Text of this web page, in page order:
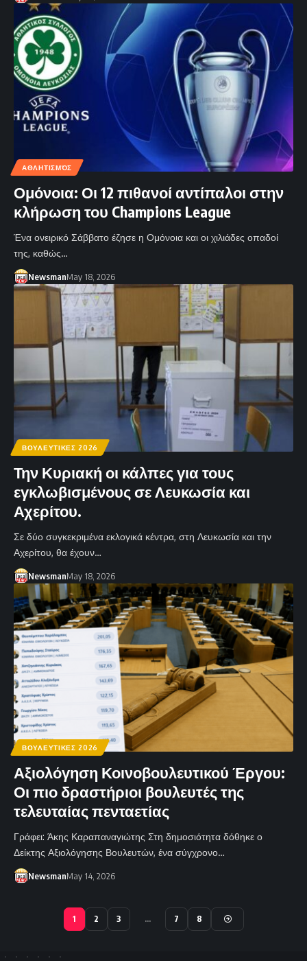
ΑΘΛΗΤΙΣΜΌΣ
Ομόνοια: Οι 12 πιθανοί αντίπαλοι στην
κλήρωση του Champions League
Ένα ονειρικό Σάββατο έζησε η Ομόνοια και οι χιλιάδες οπαδοί
της, καθώς…
NewsmanMay 18, 2026
ΒΟΥΛΕΥΤΙΚΕΣ 2026
Την Κυριακή οι κάλπες για τους
εγκλωβισμένους σε Λευκωσία και
Αχερίτου.
Σε δύο συγκεκριμένα εκλογικά κέντρα, στη Λευκωσία και την
Αχερίτου, θα έχουν…
NewsmanMay 18, 2026
ΒΟΥΛΕΥΤΙΚΕΣ 2026
Αξιολόγηση Κοινοβουλευτικού Έργου:
Οι πιο δραστήριοι βουλευτές της
τελευταίας πενταετίας
Γράφει: Άκης Καραπαναγιώτης Στη δημοσιότητα δόθηκε ο
Δείκτης Αξιολόγησης Βουλευτών, ένα σύγχρονο…
NewsmanMay 14, 2026
1 2 3 … 7 8